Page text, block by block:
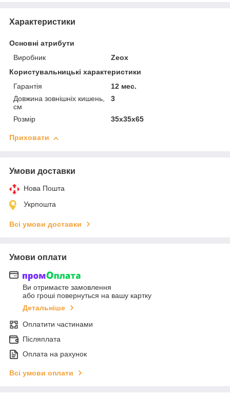
Характеристики
Основні атрибути
Виробник
Zeox
Користувальницькі характеристики
Гарантія
12 мес.
Довжина зовнішніх кишень,
см
3
Розмір 35х35х65
Приховати
Умови доставки
Нова Пошта
Укрпошта
Всі умови доставки
Умови оплати
Ви отримаєте замовлення
або гроші повернуться на вашу картку
Детальніше
Оплатити частинами
Післяплата
Оплата на рахунок
Всі умови оплати